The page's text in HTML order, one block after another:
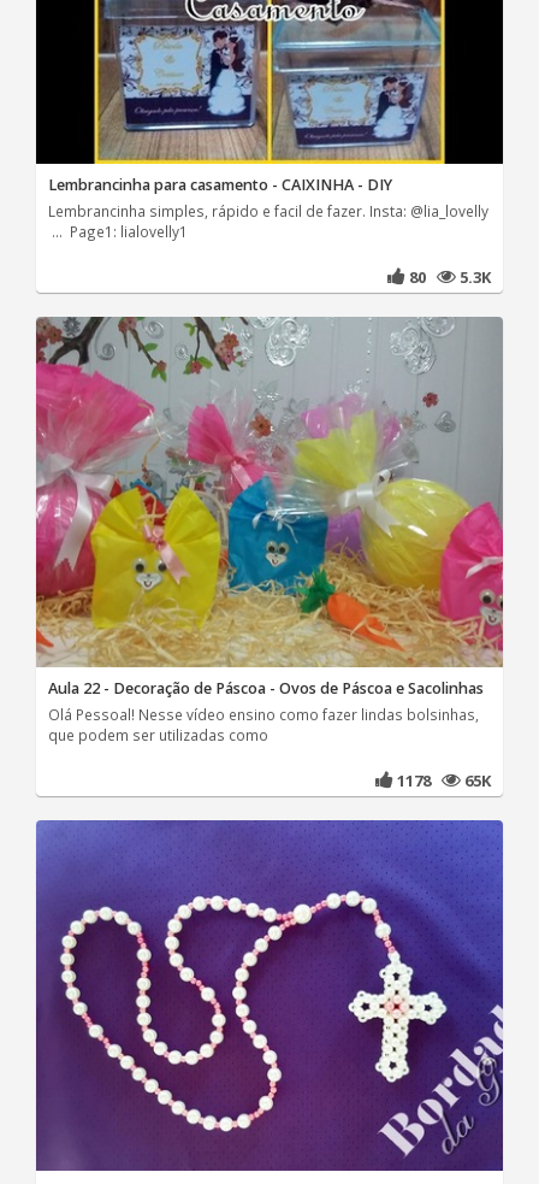
Lembrancinha para casamento - CAIXINHA - DIY
Lembrancinha simples, rápido e facil de fazer. Insta: @lia_lovelly
... Page1: lialovelly1
80 5.3K
Aula 22 - Decoração de Páscoa - Ovos de Páscoa e Sacolinhas
Olá Pessoal! Nesse vídeo ensino como fazer lindas bolsinhas,
que podem ser utilizadas como
1178 65K